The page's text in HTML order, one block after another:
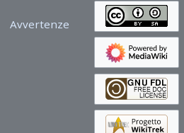
Avvertenze